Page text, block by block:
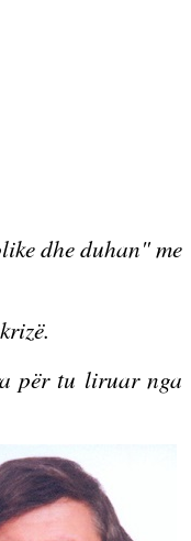
dhe duhan" me
për tu liruar nga